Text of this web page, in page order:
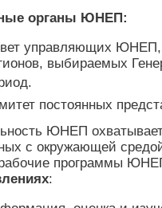
органы ЮНЕП:
управляющих ЮНЕП,
выбираемых
постоянных
ЮНЕП
с окружающей
программы
: